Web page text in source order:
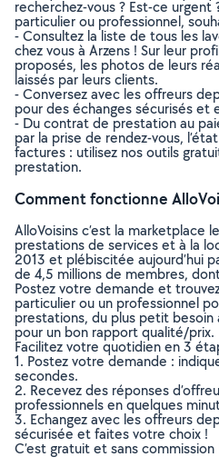
recherchez-vous ? Est-ce
particulier ou professionnel,
- Consultez la liste de tous les
chez vous à Arzens ! Sur leur
proposés, les photos de leurs
laissés par leurs clients.
- Conversez avec les offreurs
pour des échanges sécurisés et
- Du contrat de prestation au
par la prise de rendez-vous,
factures : utilisez nos outils
prestation.
Comment fonctionne
AlloVoisins c’est la marketplace
prestations de services et à la
2013 et plébiscitée aujourd’hui
de 4,5 millions de membres,
Postez votre demande et
particulier ou un professionnel
prestations, du plus petit besoin
pour un bon rapport qualité/prix.
Facilitez votre quotidien en 3
1. Postez votre demande :
secondes.
2. Recevez des réponses
professionnels en quelques
3. Echangez avec les offreurs
sécurisée et faites votre choix !
C’est gratuit et sans commission